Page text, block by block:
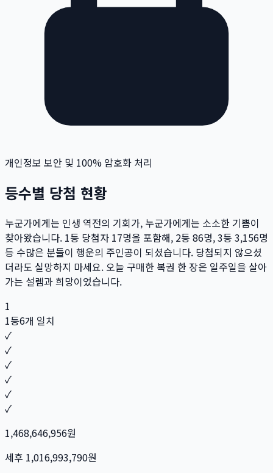
개인정보 보안 및 100% 암호화 처리
등수별 당첨 현황
누군가에게는 인생 역전의 기회가, 누군가에게는 소소한 기쁨이
찾아왔습니다. 1등 당첨자 17명을 포함해, 2등 86명, 3등 3,156명
등 수많은 분들이 행운의 주인공이 되셨습니다. 당첨되지 않으셨
더라도 실망하지 마세요. 오늘 구매한 복권 한 장은 일주일을 살아
가는 설렘과 희망이었습니다.
1
1등6개 일치
✓
✓
✓
✓
✓
✓
1,468,646,956원
세후 1,016,993,790원